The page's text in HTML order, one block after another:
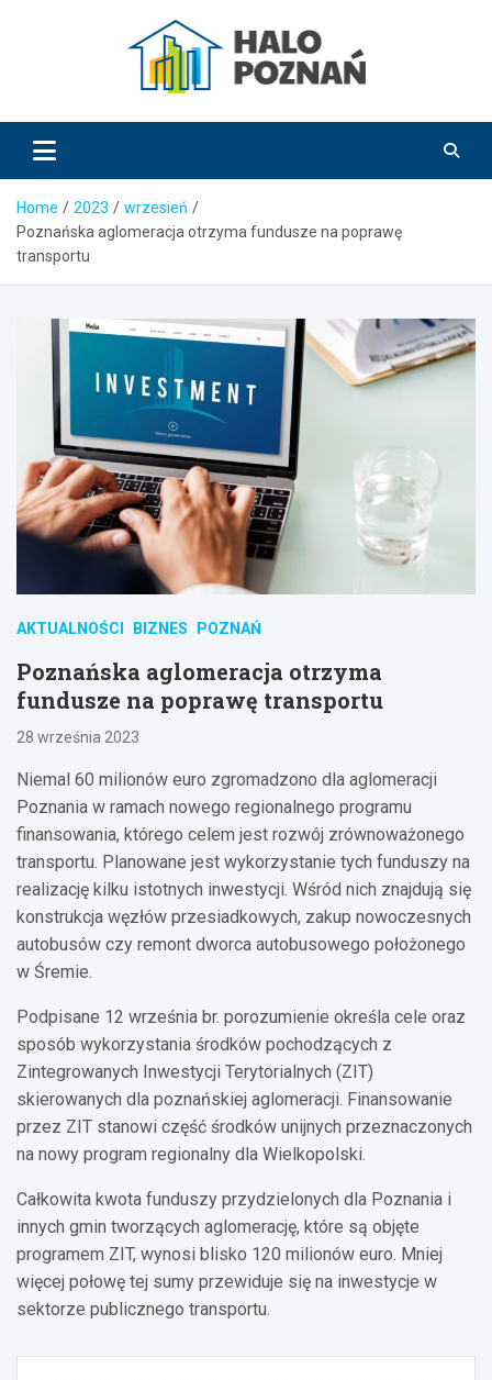
HaloPoznań.pl
Home 2023
wrzesień
Poznańska aglomeracja otrzyma fundusze na poprawę
transportu
AKTUALNOŚCI BIZNES POZNAŃ
Poznańska aglomeracja otrzyma
fundusze na poprawę transportu
28 września 2023
Niemal 60 milionów euro zgromadzono dla aglomeracji
Poznania w ramach nowego regionalnego programu
finansowania, którego celem jest rozwój zrównoważonego
transportu. Planowane jest wykorzystanie tych funduszy na
realizację kilku istotnych inwestycji. Wśród nich znajdują się
konstrukcja węzłów przesiadkowych, zakup nowoczesnych
autobusów czy remont dworca autobusowego położonego
w Śremie.
Podpisane 12 września br. porozumienie określa cele oraz
sposób wykorzystania środków pochodzących z
Zintegrowanych Inwestycji Terytorialnych (ZIT)
skierowanych dla poznańskiej aglomeracji. Finansowanie
przez ZIT stanowi część środków unijnych przeznaczonych
na nowy program regionalny dla Wielkopolski.
Całkowita kwota funduszy przydzielonych dla Poznania i
innych gmin tworzących aglomerację, które są objęte
programem ZIT, wynosi blisko 120 milionów euro. Mniej
więcej połowę tej sumy przewiduje się na inwestycje w
sektorze publicznego transportu.